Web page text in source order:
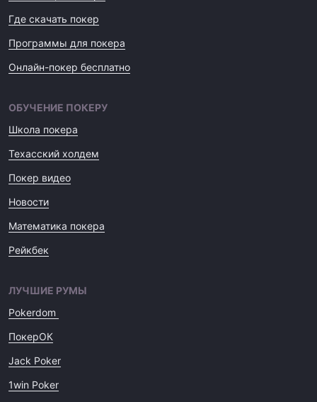
Где скачать покер
Программы для покера
Онлайн-покер бесплатно
ОБУЧЕНИЕ ПОКЕРУ
Школа покера
Техасский холдем
Покер видео
Новости
Математика покера
Рейкбек
ЛУЧШИЕ РУМЫ
Pokerdom
ПокерОК
Jack Poker
1win Poker